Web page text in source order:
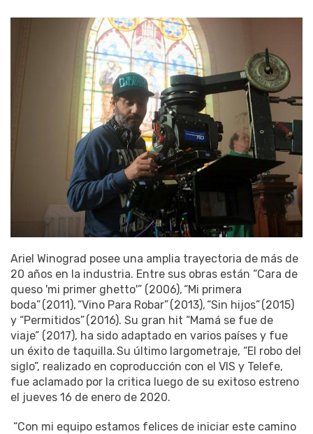
Ariel Winograd posee una amplia trayectoria de más de
20 años en la industria. Entre sus obras están “Cara de
queso 'mi primer ghetto'” (2006), “Mi primera
boda” (2011), “Vino Para Robar” (2013), “Sin hijos” (2015)
y “Permitidos” (2016). Su gran hit “Mamá se fue de
viaje” (2017), ha sido adaptado en varios países y fue
un éxito de taquilla. Su último largometraje, “El robo del
siglo”, realizado en coproducción con el VIS y Telefe,
fue aclamado por la critica luego de su exitoso estreno
el jueves 16 de enero de 2020.
“Con mi equipo estamos felices de iniciar este camino